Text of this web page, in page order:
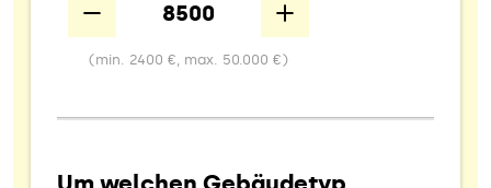
Down
(min. 2400 €, max. 50.000 €)